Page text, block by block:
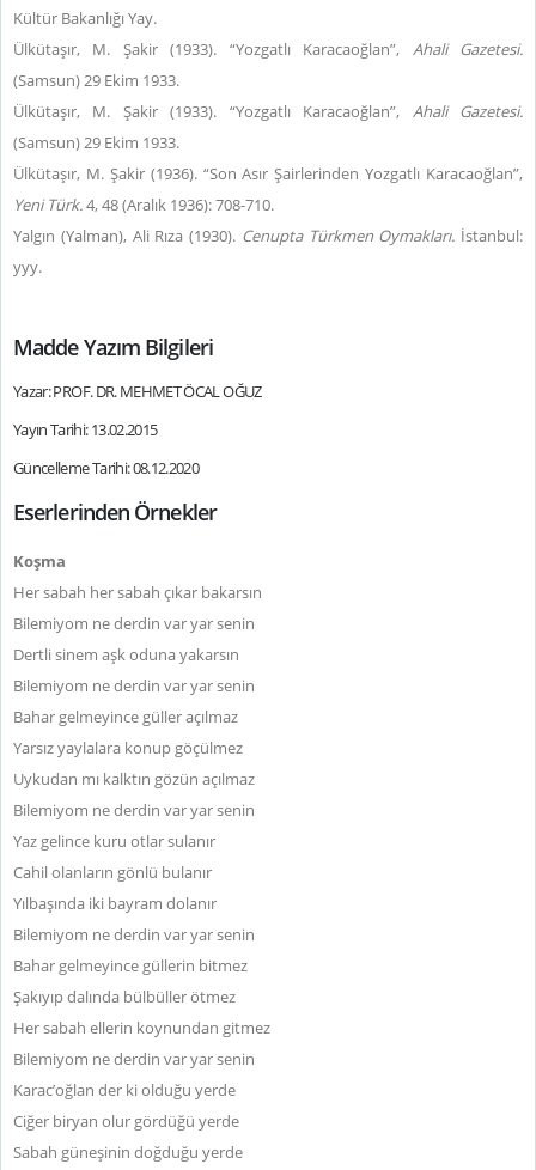
Kültür Bakanlığı Yay.
Ülkütaşır, M. Şakir (1933). “Yozgatlı Karacaoğlan”, Ahali Gazetesi.
(Samsun) 29 Ekim 1933.
Ülkütaşır, M. Şakir (1933). “Yozgatlı Karacaoğlan”, Ahali Gazetesi.
(Samsun) 29 Ekim 1933.
Ülkütaşır, M. Şakir (1936). “Son Asır Şairlerinden Yozgatlı Karacaoğlan”,
Yeni Türk.4, 48 (Aralık 1936): 708-710.
Yalgın (Yalman), Ali Rıza (1930). Cenupta Türkmen Oymakları. İstanbul:
yyy.
Madde Yazım Bilgileri
Yazar: PROF. DR. MEHMET ÖCAL OĞUZ
Yayın Tarihi: 13.02.2015
Güncelleme Tarihi: 08.12.2020
Eserlerinden Örnekler
Koşma
Her sabah her sabah çıkar bakarsın
Bilemiyom ne derdin var yar senin
Dertli sinem aşk oduna yakarsın
Bilemiyom ne derdin var yar senin
Bahar gelmeyince güller açılmaz
Yarsız yaylalara konup göçülmez
Uykudan mı kalktın gözün açılmaz
Bilemiyom ne derdin var yar senin
Yaz gelince kuru otlar sulanır
Cahil olanların gönlü bulanır
Yılbaşında iki bayram dolanır
Bilemiyom ne derdin var yar senin
Bahar gelmeyince güllerin bitmez
Şakıyıp dalında bülbüller ötmez
Her sabah ellerin koynundan gitmez
Bilemiyom ne derdin var yar senin
Karac’oğlan der ki olduğu yerde
Ciğer biryan olur gördüğü yerde
Sabah güneşinin doğduğu yerde